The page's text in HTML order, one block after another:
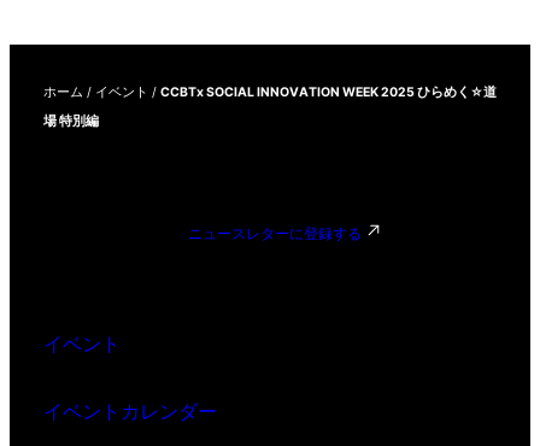
ホーム / イベント / CCBTx SOCIAL INNOVATION WEEK 2025 ひらめく☆道
場 特別編
ニュースレターに登録する
イベント
イベントカレンダー